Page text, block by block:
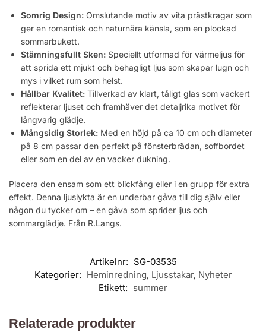
Somrig Design: Omslutande motiv av vita prästkragar som
ger en romantisk och naturnära känsla, som en plockad
sommarbukett.
Stämningsfullt Sken: Speciellt utformad för värmeljus för
att sprida ett mjukt och behagligt ljus som skapar lugn och
mys i vilket rum som helst.
Hållbar Kvalitet: Tillverkad av klart, tåligt glas som vackert
reflekterar ljuset och framhäver det detaljrika motivet för
långvarig glädje.
Mångsidig Storlek: Med en höjd på ca 10 cm och diameter
på 8 cm passar den perfekt på fönsterbrädan, soffbordet
eller som en del av en vacker dukning.
Placera den ensam som ett blickfång eller i en grupp för extra
effekt. Denna ljuslykta är en underbar gåva till dig själv eller
någon du tycker om – en gåva som sprider ljus och
sommarglädje. Från R.Langs.
Artikelnr: SG-03535
Kategorier: Heminredning, Ljusstakar, Nyheter
Etikett: summer
Relaterade produkter